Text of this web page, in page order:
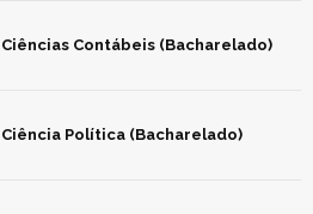
Ciências Contábeis (Bacharelado)
Ciência Política (Bacharelado)